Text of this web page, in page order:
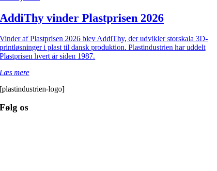
AddiThy vinder Plastprisen 2026
Vinder af Plastprisen 2026 blev AddiThy, der udvikler storskala 3D-
printløsninger i plast til dansk produktion. Plastindustrien har uddelt
Plastprisen hvert år siden 1987.
Læs mere
[plastindustrien-logo]
Følg os